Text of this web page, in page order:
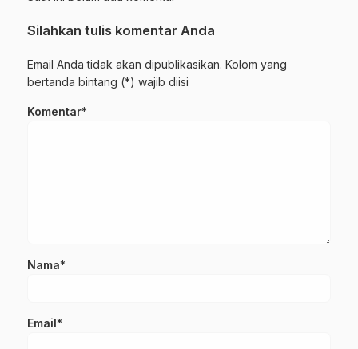
Silahkan tulis komentar Anda
Email Anda tidak akan dipublikasikan. Kolom yang
bertanda bintang (*) wajib diisi
Komentar*
Nama*
Email*